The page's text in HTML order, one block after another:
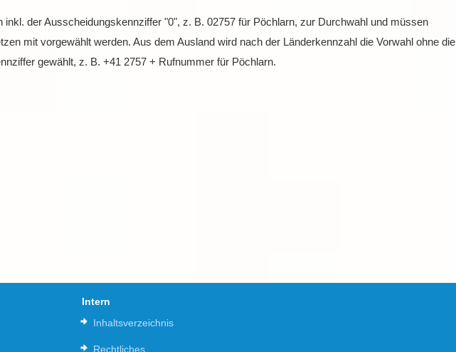
inkl. der Ausscheidungskennziffer "0", z. B. 02757 für Pöchlarn, zur Durchwahl und müssen
mit vorgewählt werden. Aus dem Ausland wird nach der Länderkennzahl die Vorwahl ohne die
gewählt, z. B. +41 2757 + Rufnummer für Pöchlarn.
Intern
Inhaltsverzeichnis
Rechtliches